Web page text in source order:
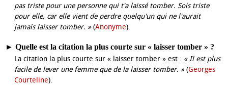
pas triste pour une personne qui t'a laissé tomber. Sois triste
pour elle, car elle vient de perdre quelqu'un qui ne l'aurait
jamais laisser tomber. »(Anonyme).
► Quelle est la citation la plus courte sur « laisser tomber » ?
La citation la plus courte sur « laisser tomber » est : « Il est plus
facile de lever une femme que de la laisser tomber. »(Georges
Courteline).